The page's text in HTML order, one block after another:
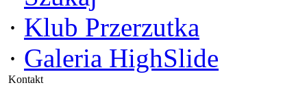
· Klub Przerzutka
· Galeria HighSlide
Kontakt